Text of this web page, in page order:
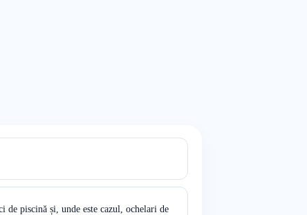
de piscină și, unde este cazul, ochelari de